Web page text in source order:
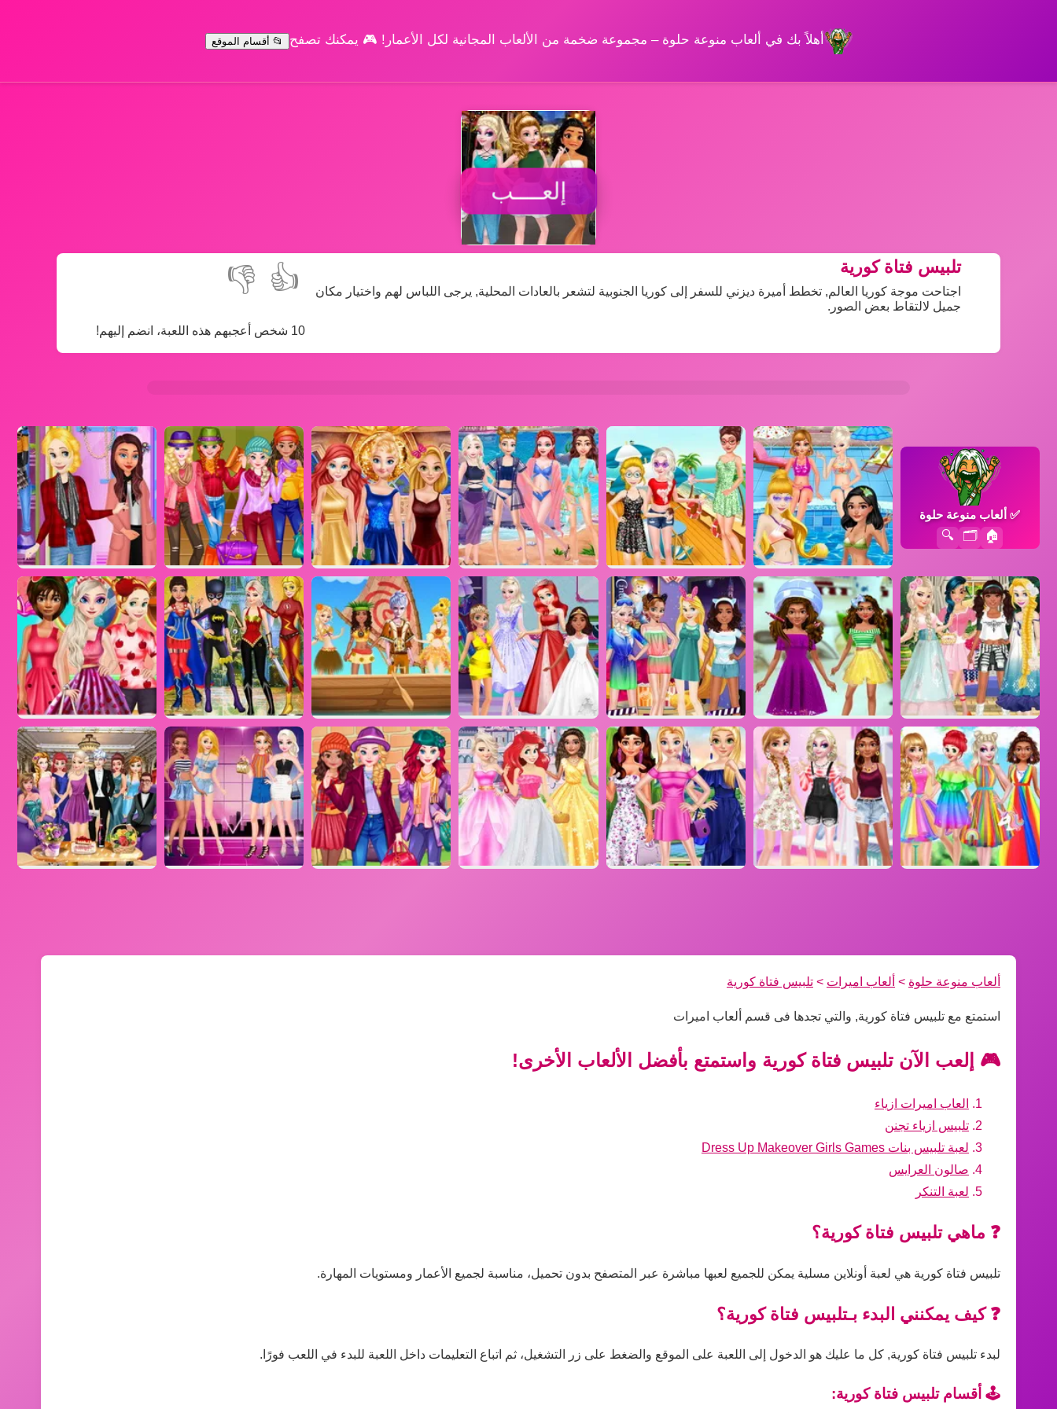
أهلاً بك في ألعاب منوعة حلوة – مجموعة ضخمة من الألعاب المجانية لكل الأعمار! 🎮 يمكنك تصفح 📂 أقسام الموقع
إلعــــب
👍
👎
10 شخص أعجبهم هذه اللعبة، انضم إليهم!
تلبيس فتاة كورية
اجتاحت موجة كوريا العالم, تخطط أميرة ديزني للسفر إلى كوريا الجنوبية لتشعر بالعادات المحلية, يرجى اللباس لهم واختيار مكان
جميل لالتقاط بعض الصور.
✅ألعاب منوعة حلوة
🏠
🗂️
🔍
ألعاب منوعة حلوة > ألعاب اميرات > تلبيس فتاة كورية
استمتع مع تلبيس فتاة كورية, والتي تجدها فى قسم ألعاب اميرات
🎮 إلعب الآن تلبيس فتاة كورية واستمتع بأفضل الألعاب الأخرى!
العاب اميرات ازياء
تلبيس ازياء تجنن
لعبة تلبيس بنات Dress Up Makeover Girls Games
صالون العرايس
لعبة التنكر
❓ ماهي تلبيس فتاة كورية؟
تلبيس فتاة كورية هي لعبة أونلاين مسلية يمكن للجميع لعبها مباشرة عبر المتصفح بدون تحميل، مناسبة لجميع الأعمار ومستويات المهارة.
❓ كيف يمكنني البدء بـتلبيس فتاة كورية؟
لبدء تلبيس فتاة كورية, كل ما عليك هو الدخول إلى اللعبة على الموقع والضغط على زر التشغيل، ثم اتباع التعليمات داخل اللعبة للبدء في اللعب فورًا.
🕹️ أقسام تلبيس فتاة كورية: